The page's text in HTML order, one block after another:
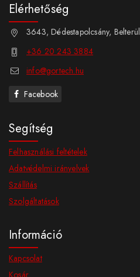
Elérhetőség
3643, Dédestapolcsány,
+36 20 243 3884
info@gortech.hu
Facebook
Segítség
Felhasználási feltételek
Adatvédelmi irányelvek
Szállítás
Szolgáltatások
Információ
Kapcsolat